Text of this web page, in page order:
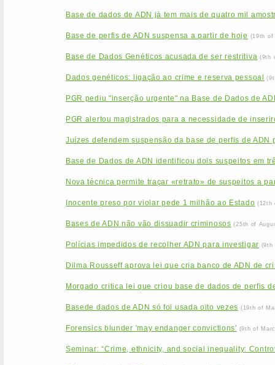
Base de dados de ADN já tem mais de quatro mil
Base de perfis de ADN suspensa a partir de hoje (19th of
Base de Dados Genéticos acusada de ser restritiva (9th
Dados genéticos: ligação ao crime e reserva pessoal
PGR pediu "inserção urgente" na Base de Dados de
PGR alertou magistrados para a necessidade de
Juízes defendem suspensão da base de perfis de ADN
Base de Dados de ADN identificou dois suspeitos em
Nova técnica permite traçar «retrato» de suspeitos a
Inocente preso por violar pede 1 milhão ao Estado (12th
Bases de ADN não vão dissuadir criminosos (25th of
Polícias impedidos de recolher ADN para investigar (9th
Dilma Rousseff aprova lei que cria banco de ADN de
Morgado critica lei que criou base de dados de perfis
Basede dados de ADN só foi usada oito vezes (19th of
Forensics blunder 'may endanger convictions' (9th of
Seminar: “Crime, ethnicity, and social inequality: